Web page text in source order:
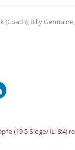
Billy
(19-5 Siege/ IL: 8:4)